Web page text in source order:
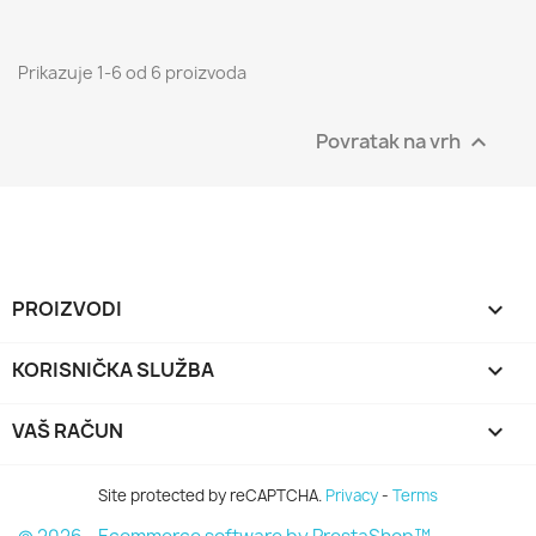
Prikazuje 1-6 od 6 proizvoda
Povratak na vrh 
PROIZVODI 
KORISNIČKA SLUŽBA 
VAŠ RAČUN 
Site protected by reCAPTCHA. Privacy- Terms